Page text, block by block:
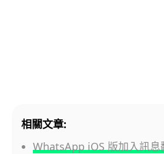
相關文章:
WhatsApp iOS 版加入訊